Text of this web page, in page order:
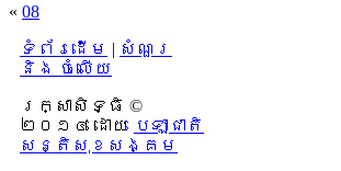
« 08
ទំព័រដើម | សំណួរ
និង ចំលើយ
រក្សាសិទ្ធិ ©
២០១៤ ដោយ​ បេឡាជាតិ
សន្តិសុខសង្គម